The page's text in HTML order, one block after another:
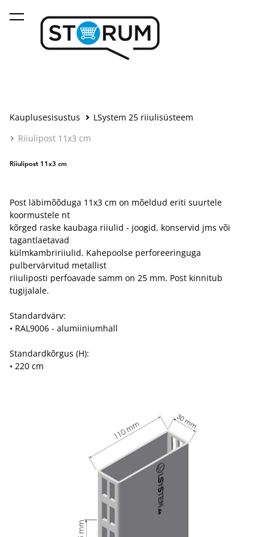
lisati ostukorvi. Vaata ostukorvi
Kauplusesisustus
LSystem 25 riiulisüsteem
Riiulipost 11x3 cm
Riiulipost 11x3 cm
Post läbimõõduga 11x3 cm on mõeldud eriti suurtele
koormustele nt
kõrged raske kaubaga riiulid - joogid, konservid jms või
tagantlaetavad
külmkambririiulid. Kahepoolse perforeeringuga
pulbervärvitud metallist
riiuliposti perfoavade samm on 25 mm. Post kinnitub
tugijalale.
Standardvärv:
• RAL9006 - alumiiniumhall
Standardkõrgus (H):
• 220 cm